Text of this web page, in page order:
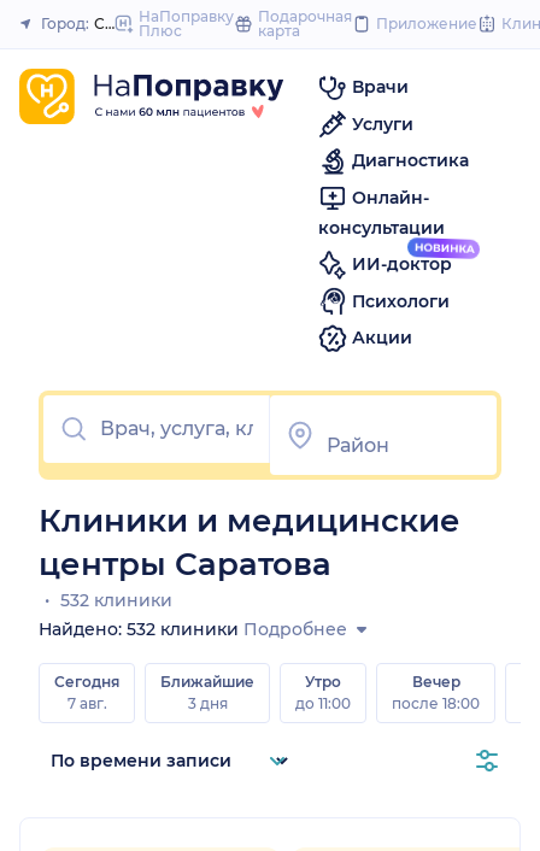
to
Закрыть
Город: СаратовНаПоправку
Плюс
Подарочная
карта
Приложение
Врачи
Услуги
Диагностика
Онлайн-
консультации
ИИ-доктор
Психологи
Акции
Клиники и медицинские
центры Саратова
532 клиники
Найдено: 532 клиники Подробнее
Сегодня
7 авг.
Ближайшие
3 дня
Утро
до 11:00
Вечер
после 18:00